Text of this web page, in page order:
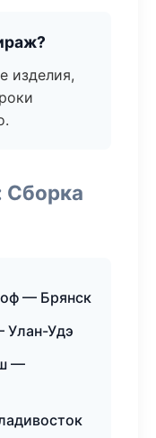
изделия,
Сборка
— Брянск
Улан-Удэ
—